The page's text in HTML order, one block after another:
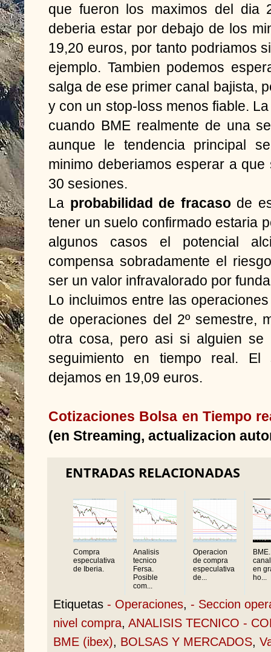
que fueron los maximos del dia
deberia estar por debajo de los
19,20 euros, por tanto podriamos
ejemplo. Tambien podemos
salga de ese primer canal bajista,
y con un stop-loss menos fiable.
cuando BME realmente de una
aunque le tendencia principal
minimo deberiamos esperar a
30 sesiones.
La probabilidad de fracasode
tener un suelo confirmado estaria
algunos casos el potencial
compensa sobradamente el
ser un valor infravalorado por
Lo incluimos entre las
de operaciones del 2º semestre,
otra cosa, pero asi si alguien se
seguimiento en tiempo real. El
dejamos en 19,09 euros.
Cotizaciones Bolsa en Tiempo
(en Streaming, actualizacion
ENTRADAS RELACIONADAS
Compra
especulativa
de Iberia.
Analisis
tecnico
Fersa.
Posible
com...
Operacion
de compra
especulativa
de...
en
ho...
Etiquetas - Operaciones, - Seccion
nivel compra, ANALISIS TECNICO -
BME (ibex), BOLSAS Y MERCADOS,